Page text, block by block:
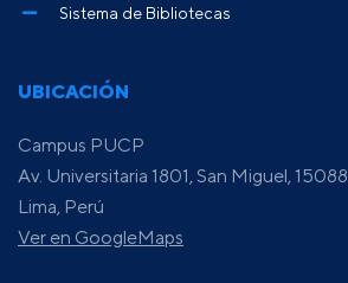
UBICACIÓN
Campus PUCP
Av. Universitaria 1801, San Miguel, 15088,
Lima, Perú
Ver en GoogleMaps
Sistema de Bibliotecas